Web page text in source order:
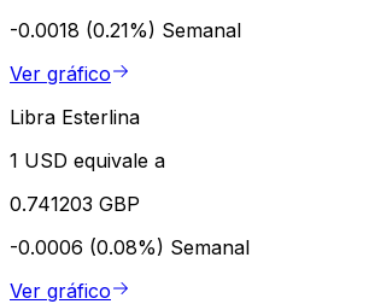
-0.0018 (0.21%) Semanal
Ver gráfico
Libra Esterlina
1 USD equivale a
0.741203 GBP
-0.0006 (0.08%) Semanal
Ver gráfico